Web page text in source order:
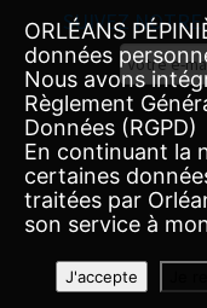
SUIVEZ
Email
ORLÉANS
données
Nous avons
Règlement
Données (RGPD)
En continuant la
certaines
traitées par
son service à
J'accepte